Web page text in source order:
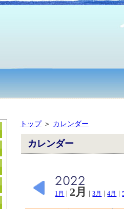
トップ＞ カレンダー
カレンダー
1月 | 2月 |3月 |4月 |